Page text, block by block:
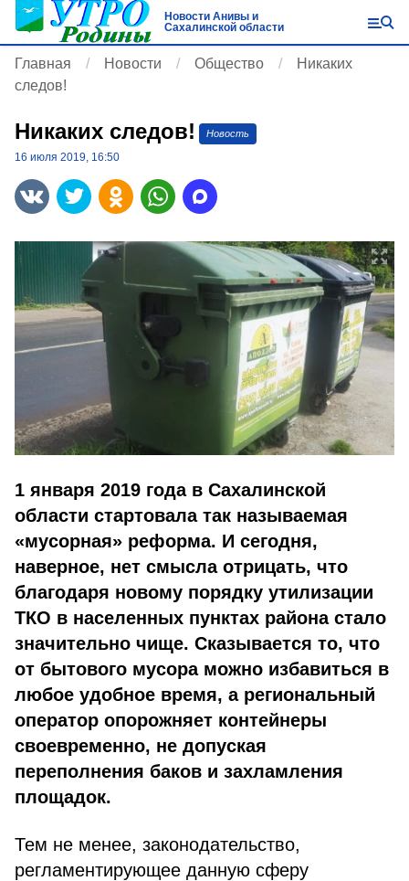
Новости Анивы и
Сахалинской области
Главная Новости Общество
Никаких
следов!
Никаких следов! Новость
16 июля 2019, 16:50
1 января 2019 года в Сахалинской
области стартовала так называемая
«мусорная» реформа. И сегодня,
наверное, нет смысла отрицать, что
благодаря новому порядку утилизации
ТКО в населенных пунктах района стало
значительно чище. Сказывается то, что
от бытового мусора можно избавиться в
любое удобное время, а региональный
оператор опорожняет контейнеры
своевременно, не допуская
переполнения баков и захламления
площадок.
Тем не менее, законодательство,
регламентирующее данную сферу